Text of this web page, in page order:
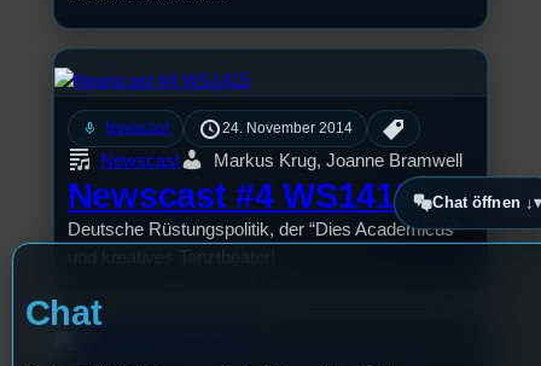
mic Newscast 24. November 2014
Newscast Markus Krug, Joanne Bramwell
Newscast #4 WS1415
Deutsche Rüstungspolitik, der “Dies Academicus”
Chat öffnen ↓
Chat